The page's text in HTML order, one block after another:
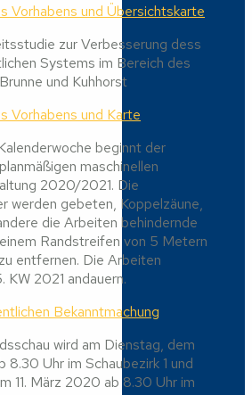
Vorhabens und Übersichtskarte
zur Verbesserung dess
Systems im Bereich des
und Kuhhorst
Vorhabens und Karte
beginnt der
maschinellen
2020/2021. Die
werden gebeten, Koppelzäune,
die Arbeiten behindernde
Randstreifen von 5 Metern
entfernen. Die Arbeiten
KW 2021 andauern.
Bekanntmachung
wird am Dienstag, dem
8.30 Uhr im Schaubezirk 1 und
11. März 2020 ab 8.30 Uhr im